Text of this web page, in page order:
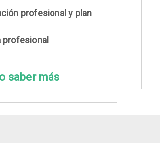
profesional y plan
profesional
saber más